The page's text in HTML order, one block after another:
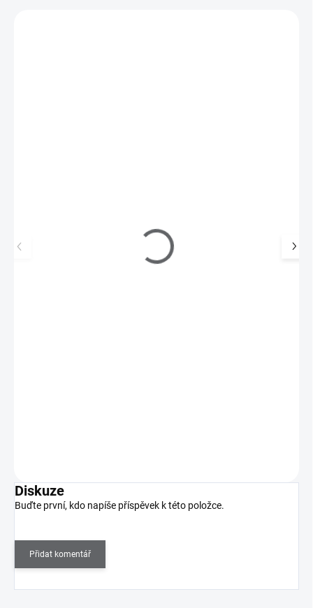
Diskuze
Buďte první, kdo napíše příspěvek k této položce.
Přidat komentář